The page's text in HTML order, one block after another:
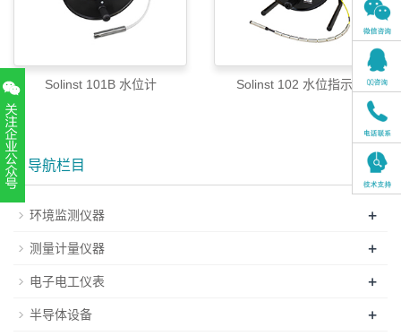
Solinst 101B 水位计 Solinst 102 水位指示器
导航栏目
环境监测仪器 +
测量计量仪器 +
电子电工仪表 +
半导体设备 +
扫一扫，关注官方账号
010-52867771